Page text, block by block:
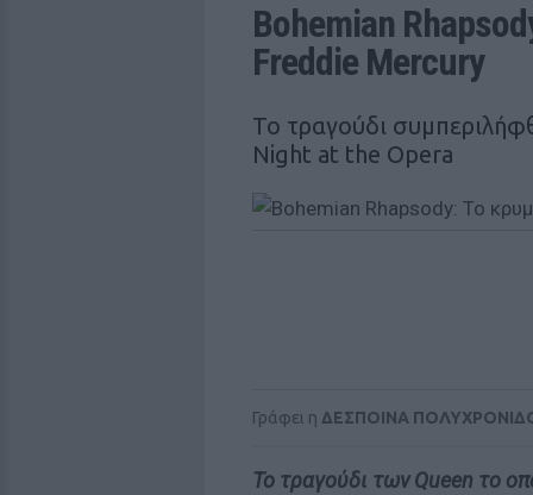
Bohemian
Freddie Mercury
Το τραγούδι
Night at the Opera
Γράφει η ΔΕΣΠΟΙΝΑ
To τραγούδι των Queen το